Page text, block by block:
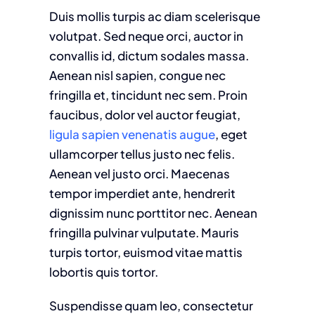
Duis mollis turpis ac diam scelerisque
volutpat. Sed neque orci, auctor in
convallis id, dictum sodales massa.
Aenean nisl sapien, congue nec
fringilla et, tincidunt nec sem. Proin
faucibus, dolor vel auctor feugiat,
ligula sapien venenatis augue, eget
ullamcorper tellus justo nec felis.
Aenean vel justo orci. Maecenas
tempor imperdiet ante, hendrerit
dignissim nunc porttitor nec. Aenean
fringilla pulvinar vulputate. Mauris
turpis tortor, euismod vitae mattis
lobortis quis tortor.
Suspendisse quam leo, consectetur